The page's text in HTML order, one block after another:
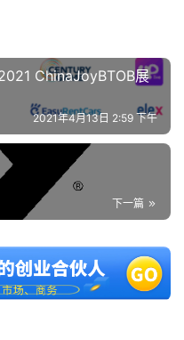
ChinaJoyBTOB展
2021年4月13日 2:59 下午
下一篇